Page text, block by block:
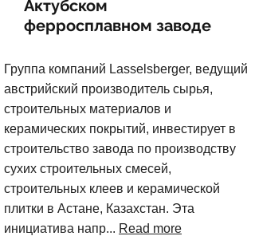
Актубском
ферросплавном заводе
Группа компаний Lasselsberger, ведущий
австрийский производитель сырья,
строительных материалов и
керамических покрытий, инвестирует в
строительство завода по производству
сухих строительных смесей,
строительных клеев и керамической
плитки в Астане, Казахстан. Эта
инициатива напр... Read more